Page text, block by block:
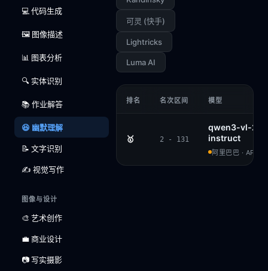
💻 代码生成
🖼️ 图像描述
📊 图表分析
🔍 实体识别
📚 作业解答
😆 幽默理解
📝 文字识别
✍️ 视觉写作
图像与设计
🎨 艺术创作
💼 商业设计
📷 写实摄影
可灵 (快手)
Lightricks
Luma AI
排名 名次区间 模型
🥇 2 - 131
qwen3-vl-
instruct
阿里巴巴 ·